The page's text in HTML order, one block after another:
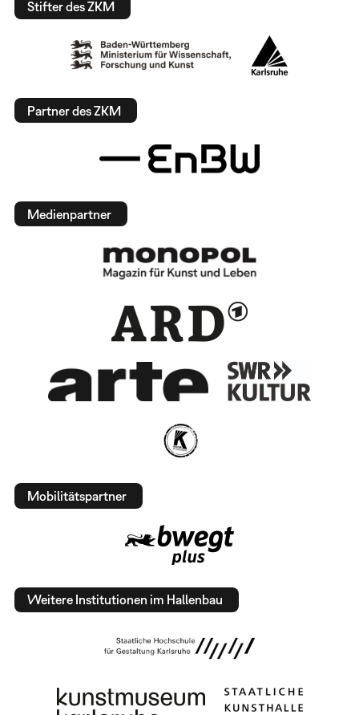
Stifter des ZKM
Partner des ZKM
Medienpartner
Mobilitätspartner
Weitere Institutionen im Hallenbau